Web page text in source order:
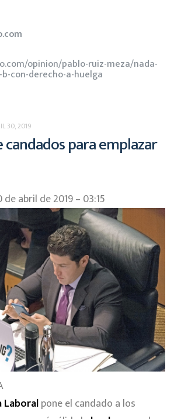
opinion/pablo-ruiz-meza/nada-
con-derecho-a-huelga
30, 2019
para emplazar
abril de 2019 – 03:15
Laboralpone el candado a los